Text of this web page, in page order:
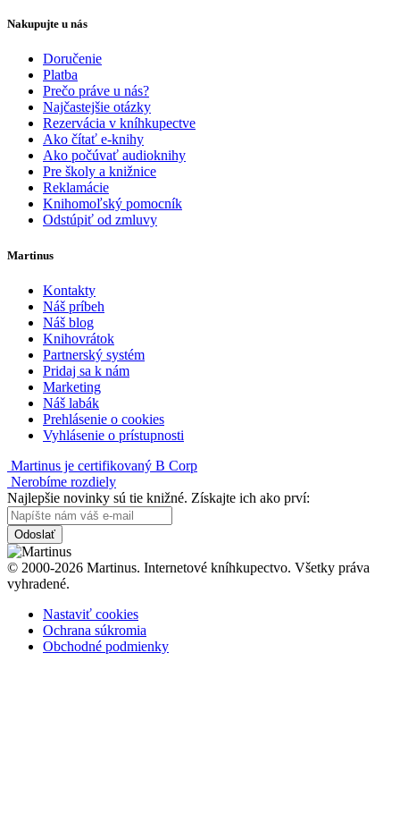
Nakupujte u nás
Doručenie
Platba
Prečo práve u nás?
Najčastejšie otázky
Rezervácia v kníhkupectve
Ako čítať e-knihy
Ako počúvať audioknihy
Pre školy a knižnice
Reklamácie
Knihomoľský pomocník
Odstúpiť od zmluvy
Martinus
Kontakty
Náš príbeh
Náš blog
Knihovrátok
Partnerský systém
Pridaj sa k nám
Marketing
Náš labák
Prehlásenie o cookies
Vyhlásenie o prístupnosti
Martinus je certifikovaný B Corp
Nerobíme rozdiely
Najlepšie novinky sú tie knižné. Získajte ich ako prví:
Odoslať
© 2000-2026 Martinus. Internetové kníhkupectvo. Všetky práva
vyhradené.
Nastaviť cookies
Ochrana súkromia
Obchodné podmienky